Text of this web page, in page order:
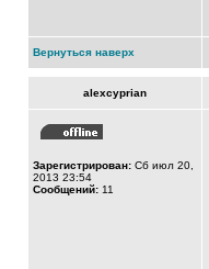
Вернуться наверх
alexcyprian
Зарегистрирован: Сб июл 20,
2013 23:54
Сообщений: 11